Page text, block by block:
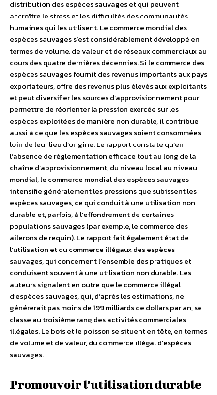
distribution des espèces sauvages et qui peuvent
accroître le stress et les difficultés des communautés
humaines qui les utilisent. Le commerce mondial des
espèces sauvages s’est considérablement développé en
termes de volume, de valeur et de réseaux commerciaux au
cours des quatre dernières décennies. Si le commerce des
espèces sauvages fournit des revenus importants aux pays
exportateurs, offre des revenus plus élevés aux exploitants
et peut diversifier les sources d’approvisionnement pour
permettre de réorienter la pression exercée sur les
espèces exploitées de manière non durable, il contribue
aussi à ce que les espèces sauvages soient consommées
loin de leur lieu d’origine. Le rapport constate qu’en
l’absence de réglementation efficace tout au long de la
chaîne d’approvisionnement, du niveau local au niveau
mondial, le commerce mondial des espèces sauvages
intensifie généralement les pressions que subissent les
espèces sauvages, ce qui conduit à une utilisation non
durable et, parfois, à l’effondrement de certaines
populations sauvages (par exemple, le commerce des
ailerons de requin). Le rapport fait également état de
l’utilisation et du commerce illégaux des espèces
sauvages, qui concernent l’ensemble des pratiques et
conduisent souvent à une utilisation non durable. Les
auteurs signalent en outre que le commerce illégal
d’espèces sauvages, qui, d’après les estimations, ne
générerait pas moins de 199 milliards de dollars par an, se
classe au troisième rang des activités commerciales
illégales. Le bois et le poisson se situent en tête, en termes
de volume et de valeur, du commerce illégal d’espèces
sauvages.
Promouvoir l’utilisation durable